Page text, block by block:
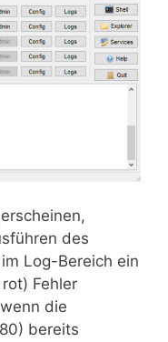
des
Log-Bereich ein
Fehler
die
bereits